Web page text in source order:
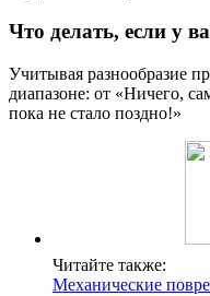
Что делать, если у
Учитывая разнообразие
диапазоне: от «Ничего,
пока не стало поздно!»
Читайте также:
Механические